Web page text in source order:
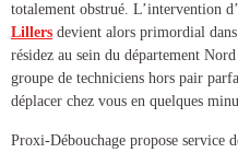
totalement obstrué. L’intervention
Lillers devient alors primordial
résidez au sein du département
groupe de techniciens hors pair
déplacer chez vous en quelques
Proxi-Débouchage propose service